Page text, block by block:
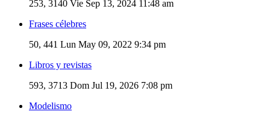
253, 3140 Vie Sep 13, 2024 11:48 am
Frases célebres
50, 441 Lun May 09, 2022 9:34 pm
Libros y revistas
593, 3713 Dom Jul 19, 2026 7:08 pm
Modelismo